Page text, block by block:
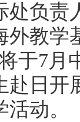
处负责
外教学
于7月
赴日开
动。